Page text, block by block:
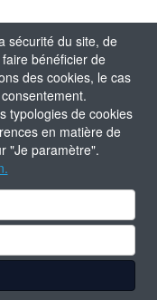
sécurité du site, de
bénéficier de
des cookies, le cas
typologies de cookies
en matière de
"Je paramètre".